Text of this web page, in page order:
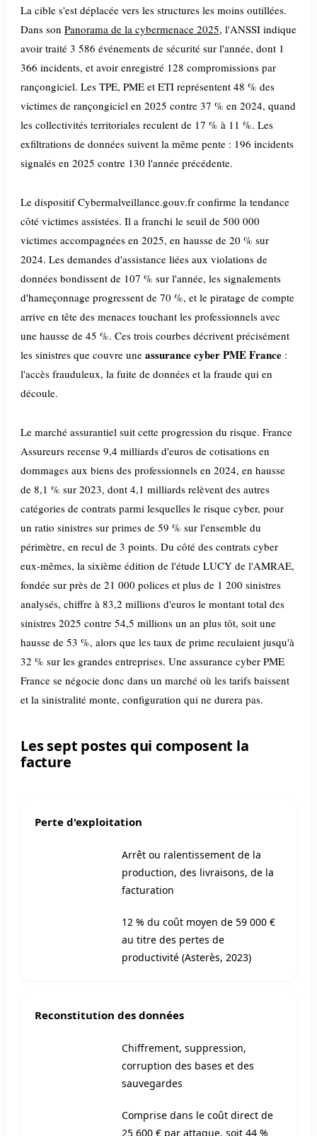
La cible s'est déplacée vers les structures les moins outillées.
Dans son Panorama de la cybermenace 2025, l'ANSSI indique
avoir traité 3 586 événements de sécurité sur l'année, dont 1
366 incidents, et avoir enregistré 128 compromissions par
rançongiciel. Les TPE, PME et ETI représentent 48 % des
victimes de rançongiciel en 2025 contre 37 % en 2024, quand
les collectivités territoriales reculent de 17 % à 11 %. Les
exfiltrations de données suivent la même pente : 196 incidents
signalés en 2025 contre 130 l'année précédente.
Le dispositif Cybermalveillance.gouv.fr confirme la tendance
côté victimes assistées. Il a franchi le seuil de 500 000
victimes accompagnées en 2025, en hausse de 20 % sur
2024. Les demandes d'assistance liées aux violations de
données bondissent de 107 % sur l'année, les signalements
d'hameçonnage progressent de 70 %, et le piratage de compte
arrive en tête des menaces touchant les professionnels avec
une hausse de 45 %. Ces trois courbes décrivent précisément
les sinistres que couvre une assurance cyber PME France :
l'accès frauduleux, la fuite de données et la fraude qui en
découle.
Le marché assurantiel suit cette progression du risque. France
Assureurs recense 9,4 milliards d'euros de cotisations en
dommages aux biens des professionnels en 2024, en hausse
de 8,1 % sur 2023, dont 4,1 milliards relèvent des autres
catégories de contrats parmi lesquelles le risque cyber, pour
un ratio sinistres sur primes de 59 % sur l'ensemble du
périmètre, en recul de 3 points. Du côté des contrats cyber
eux-mêmes, la sixième édition de l'étude LUCY de l'AMRAE,
fondée sur près de 21 000 polices et plus de 1 200 sinistres
analysés, chiffre à 83,2 millions d'euros le montant total des
sinistres 2025 contre 54,5 millions un an plus tôt, soit une
hausse de 53 %, alors que les taux de prime reculaient jusqu'à
32 % sur les grandes entreprises. Une assurance cyber PME
France se négocie donc dans un marché où les tarifs baissent
et la sinistralité monte, configuration qui ne durera pas.
Les sept postes qui composent la
facture
Perte d'exploitation
Arrêt ou ralentissement de la
production, des livraisons, de la
facturation
12 % du coût moyen de 59 000 €
au titre des pertes de
productivité (Asterès, 2023)
Reconstitution des données
Chiffrement, suppression,
corruption des bases et des
sauvegardes
Comprise dans le coût direct de
25 600 € par attaque, soit 44 %